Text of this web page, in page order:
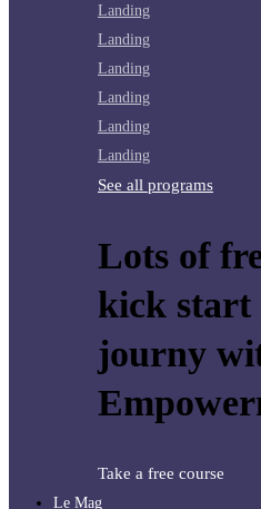
Landing
Landing
Landing
Landing
Landing
Landing
See all programs
Lots of
kick start
journy
Take a free course
Le Mag